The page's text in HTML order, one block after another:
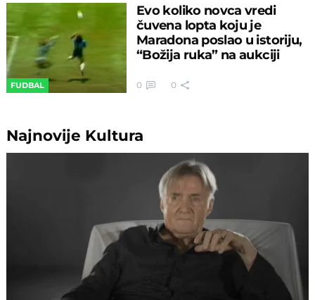
FUDBAL
Evo koliko novca vredi
čuvena lopta koju je
Maradona poslao u istoriju,
“Božija ruka” na aukciji
0 0
Najnovije Kultura